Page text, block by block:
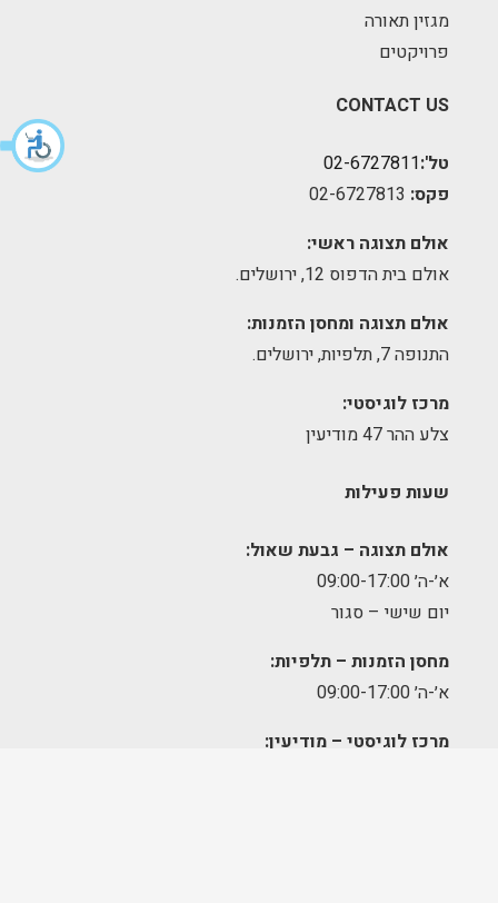
מגזין תאורה
פרויקטים
CONTACT US
טל':02-6727811
פקס:
אולם תצוגה ראשי:
אולם בית הדפוס 12, ירושלים.
אולם תצוגה ומחסן הזמנות:
התנופה 7, תלפיות, ירושלים.
מרכז לוגיסטי:
צלע ההר 47 מודיעין
שעות פעילות
אולם תצוגה – גבעת שאול:
א׳-ה׳ 09:00-17:00
יום שישי – סגור
מחסן הזמנות – תלפיות:
א׳-ה׳ 09:00-17:00
מרכז לוגיסטי – מודיעין: